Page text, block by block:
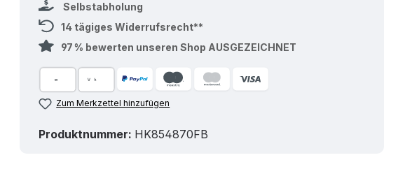
Selbstabholung
14 tägiges Widerrufsrecht**
97 % bewerten unseren Shop AUSGEZEICHNET
Zum Merkzettel hinzufügen
Produktnummer: HK854870FB